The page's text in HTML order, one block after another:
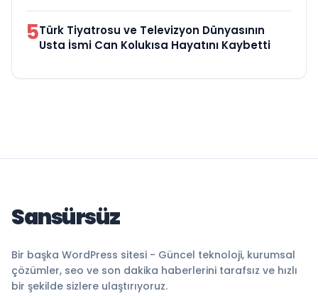
5Türk Tiyatrosu ve Televizyon Dünyasının
Usta İsmi Can Kolukısa Hayatını Kaybetti
Sansürsüz
Bir başka WordPress sitesi - Güncel teknoloji, kurumsal
çözümler, seo ve son dakika haberlerini tarafsız ve hızlı
bir şekilde sizlere ulaştırıyoruz.